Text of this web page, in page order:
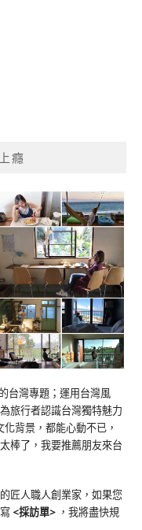
癮
台灣專題；運用台灣風
旅行者認識台灣獨特魅力
化背景，都能心動不已，
棒了，我要推薦朋友來台
匠人職人創業家，如果您
<採訪單> ，我將盡快規